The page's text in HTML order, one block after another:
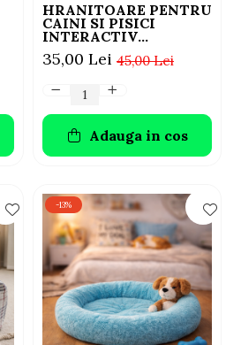
HRANITOARE PENTRU
CAINI SI PISICI
INTERACTIV
FLAMINGO LICK PAD
BEAN BLUE 24x21CM
45,00 Lei
35,00 Lei
Adauga in cos
-13%